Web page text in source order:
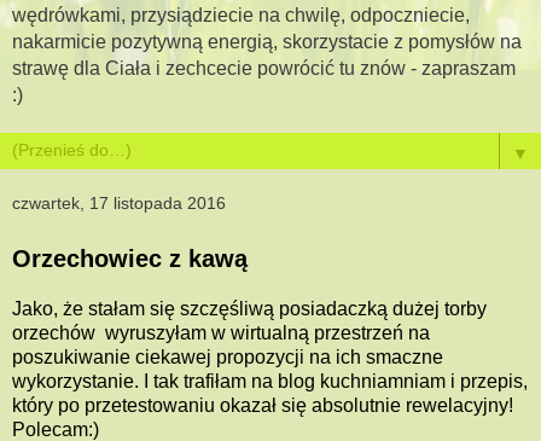
wędrówkami, przysiądziecie na chwilę, odpoczniecie,
nakarmicie pozytywną energią, skorzystacie z pomysłów na
strawę dla Ciała i zechcecie powrócić tu znów - zapraszam
:)
▼
czwartek, 17 listopada 2016
Orzechowiec z kawą
Jako, że stałam się szczęśliwą posiadaczką dużej torby
orzechów wyruszyłam w wirtualną przestrzeń na
poszukiwanie ciekawej propozycji na ich smaczne
wykorzystanie. I tak trafiłam na blog kuchniamniam i przepis,
który po przetestowaniu okazał się absolutnie rewelacyjny!
Polecam:)